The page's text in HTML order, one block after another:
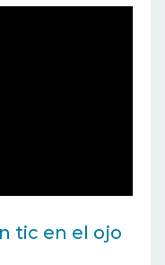
tic en el ojo